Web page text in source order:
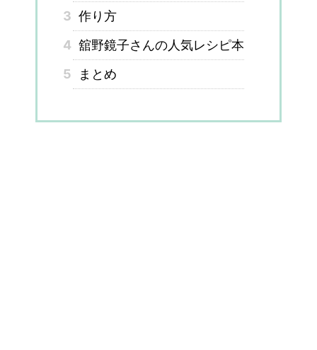
3 作り方
4 舘野鏡子さんの人気レシピ本
5
まとめ